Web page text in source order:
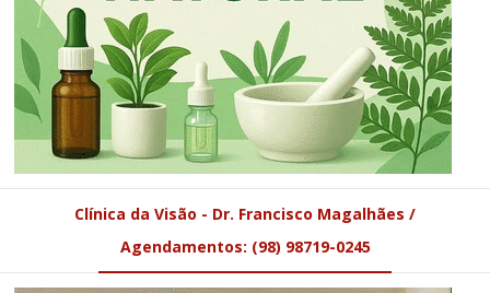
Clínica da Visão - Dr. Francisco Magalhães /
Agendamentos: (98) 98719-0245